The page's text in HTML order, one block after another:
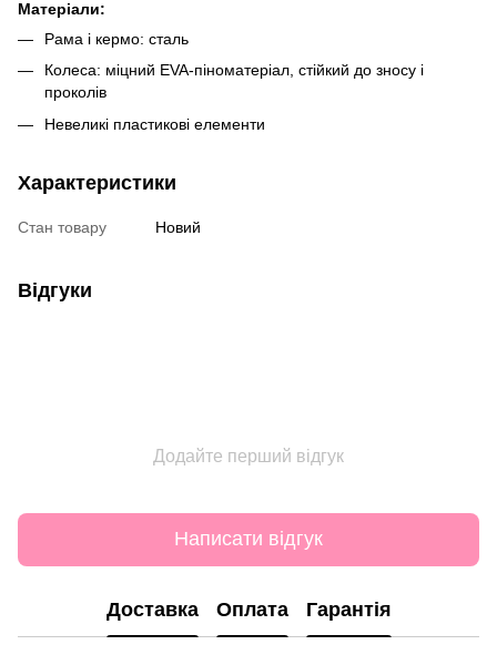
Матеріали:
Рама і кермо: сталь
Колеса: міцний EVA-піноматеріал, стійкий до зносу і
проколів
Невеликі пластикові елементи
Характеристики
Стан товару Новий
Відгуки
Додайте перший відгук
Написати відгук
Доставка Оплата Гарантія